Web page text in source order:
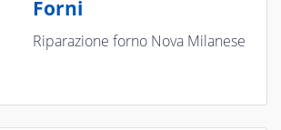
Forni
Riparazione forno Nova Milanese